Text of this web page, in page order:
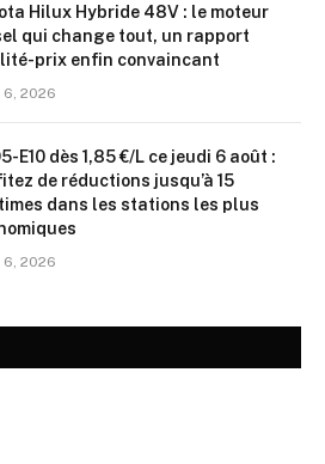
Hilux Hybride 48V : le moteur
qui change tout, un rapport
prix enfin convaincant
6, 2026
E10 dès 1,85 €/L ce jeudi 6 août :
de réductions jusqu’à 15
dans les stations les plus
6, 2026